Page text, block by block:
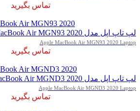
تماس بگیرید
لپ تاپ اپل مدل MacBook Air MGN93 2020
Apple MacBook Air MGN93 2020 Laptop
تماس بگیرید
لپ تاپ اپل مدل MacBook Air MGND3 2020
Apple MacBook Air MGND3 2020 Laptop
تماس بگیرید